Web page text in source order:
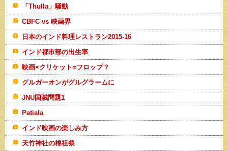
「Thulla」騒動
CBFC vs 映画界
日本のインド料理レストラン2015-16
インド都市部の出生率
映画×クリケット=フロップ？
グルガーオンがグルグラームに
JNU国賊問題1
Patiala
インド映画の楽しみ方
天竹神社の棉祖祭